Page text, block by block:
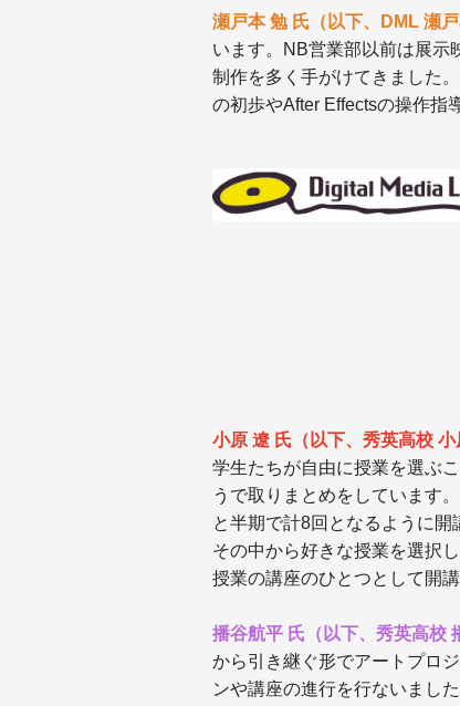
瀬戸本 勉 氏（以下、DML 瀬戸
います。NB営業部以前は展示
制作を多く手がけてきました
の初歩やAfter Effectsの操作指
小原 遼 氏（以下、秀英高校 小
学生たちが自由に授業を選ぶ
うで取りまとめをしています
と半期で計8回となるように
その中から好きな授業を選択
授業の講座のひとつとして開
播谷航平 氏（以下、秀英高校
から引き継ぐ形でアートプロ
ンや講座の進行を行ないました